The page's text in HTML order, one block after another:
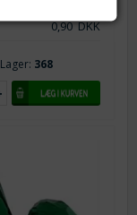
0,90DKK
Lager: 368